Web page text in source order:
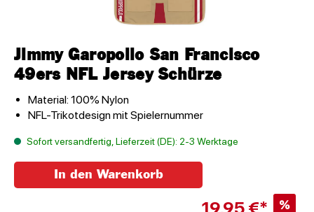
Jimmy Garopollo San Francisco
49ers NFL Jersey Schürze
Material: 100% Nylon
NFL-Trikotdesign mit Spielernummer
Sofort versandfertig, Lieferzeit (DE): 2-3 Werktage
19,95 €* %
In den Warenkorb